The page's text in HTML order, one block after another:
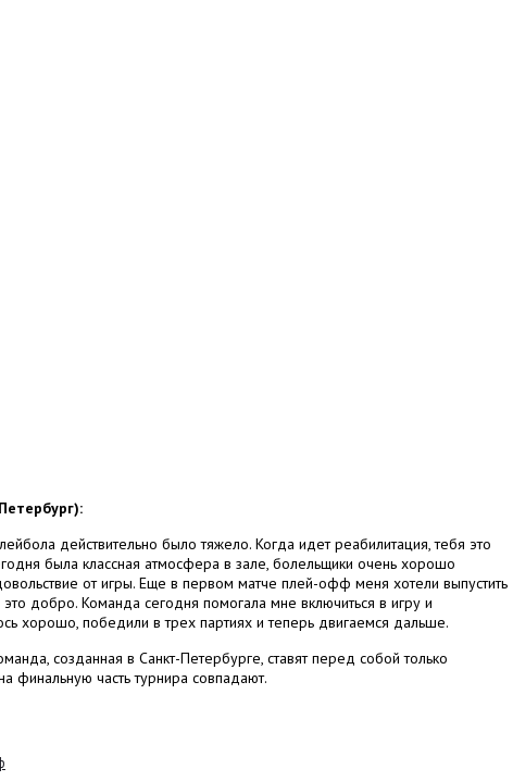
действительно было тяжело. Когда идет реабилитация, тебя это
была классная атмосфера в зале, болельщики очень хорошо
от игры. Еще в первом матче плей-офф меня хотели выпустить
добро. Команда сегодня помогала мне включиться в игру и
хорошо, победили в трех партиях и теперь двигаемся дальше.
созданная в Санкт-Петербурге, ставят перед собой только
финальную часть турнира совпадают.